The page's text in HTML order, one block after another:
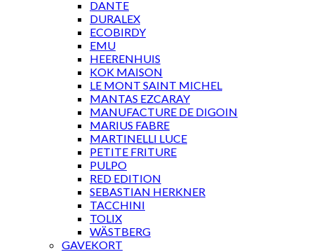
DANTE
DURALEX
ECOBIRDY
EMU
HEERENHUIS
KOK MAISON
LE MONT SAINT MICHEL
MANTAS EZCARAY
MANUFACTURE DE DIGOIN
MARIUS FABRE
MARTINELLI LUCE
PETITE FRITURE
PULPO
RED EDITION
SEBASTIAN HERKNER
TACCHINI
TOLIX
WÄSTBERG
GAVEKORT